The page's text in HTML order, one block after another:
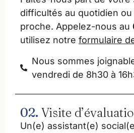
difficultés au quotidien ou
proche. Appelez-nous au
utilisez notre formulaire
Nous sommes
vendredi de 8h30 à
02. Visite
Un(e) assistant(e)